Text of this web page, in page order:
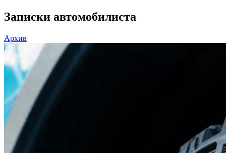
Записки автомобилиста
Архив